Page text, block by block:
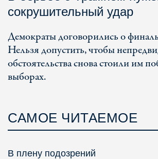
сокрушительный удар
Демократы договорились о
Нельзя допустить, чтобы
обстоятельства снова стоили им
выборах.
САМОЕ ЧИТАЕМОЕ
В плену подозрений